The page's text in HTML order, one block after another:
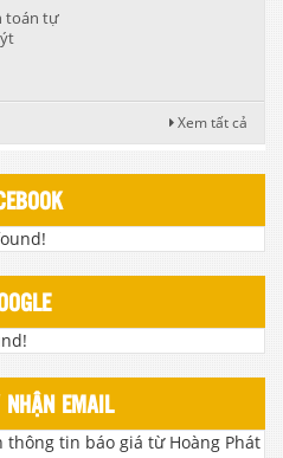
toán tự
Xem tất cả
EMAIL
tin báo giá từ Hoàng Phát